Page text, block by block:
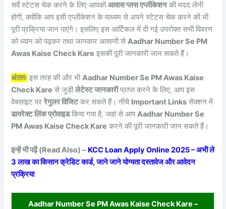
सर्वे स्टेटस चेक करने के लिए आपकोआवास प्लस एप्लीकेशनकी मदद लेनी
होगी, क्योंकि आप इसी एप्लीकेशन के माध्यम से अपने स्टेटस चेक करने की भी
पूरी प्रक्रिया जान पाएंगे। इसलिए इस आर्टिकल में दी गई उपरोक्त सभी विवरण
को ध्यान को पढ़कर तथा जानकार आसानी सेAadhar Number Se PM
Awas Kaise Check Kare इसकी पूरी जानकारी जान सकते हैं।
अंततः इस तरह की और भीAadhar Number Se PM Awas Kaise
Check Kare से जुड़ीलेटेस्ट जानकारीप्राप्त करने के लिए, आप इस
वेबसाइट पररेगुलर विजिटकर सकते हैं। नीचे Important Links सेक्शन में
डायरेक्ट लिंक प्रोवाइडकिया गया है, जहां से आपAadhar Number Se
PM Awas Kaise Check Kare करने की पूरी जानकारी जान सकते हैं।
इन्हें भी पढ़ें (Read Also) – KCC Loan Apply Online 2025 – अभी ले
3 लाख का किसान क्रेडिट कार्ड, जाने जाने योग्यता दस्तावेज और आवेदन
प्रक्रिया
Aadhar Number Se PM Awas Kaise Check Kare –